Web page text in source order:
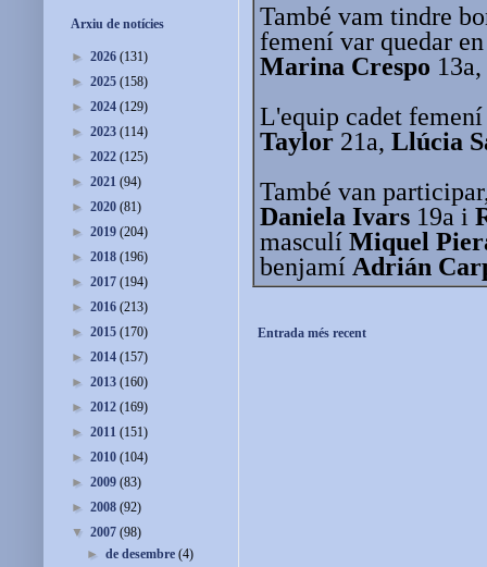
També vam tindre
femení var quedar
Marina Crespo 13a,
L'equip cadet
Taylor 21a, Llúcia
També van
Daniela Ivars 19a i
masculí Miquel
benjamí Adrián
Entrada més recent
Arxiu de notícies
► 2026 (131)
► 2025 (158)
► 2024 (129)
► 2023 (114)
► 2022 (125)
► 2021 (94)
► 2020 (81)
► 2019 (204)
► 2018 (196)
► 2017 (194)
► 2016 (213)
► 2015 (170)
► 2014 (157)
► 2013 (160)
► 2012 (169)
► 2011 (151)
► 2010 (104)
► 2009 (83)
► 2008 (92)
▼ 2007 (98)
►de desembre(4)